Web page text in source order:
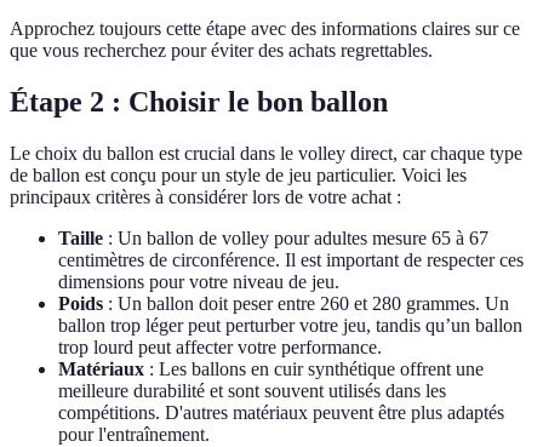
Approchez toujours cette étape avec des informations claires sur ce
que vous recherchez pour éviter des achats regrettables.
Étape 2 : Choisir le bon ballon
Le choix du ballon est crucial dans le volley direct, car chaque type
de ballon est conçu pour un style de jeu particulier. Voici les
principaux critères à considérer lors de votre achat :
Taille : Un ballon de volley pour adultes mesure 65 à 67
centimètres de circonférence. Il est important de respecter ces
dimensions pour votre niveau de jeu.
Poids : Un ballon doit peser entre 260 et 280 grammes. Un
ballon trop léger peut perturber votre jeu, tandis qu’un ballon
trop lourd peut affecter votre performance.
Matériaux : Les ballons en cuir synthétique offrent une
meilleure durabilité et sont souvent utilisés dans les
compétitions. D'autres matériaux peuvent être plus adaptés
pour l'entraînement.